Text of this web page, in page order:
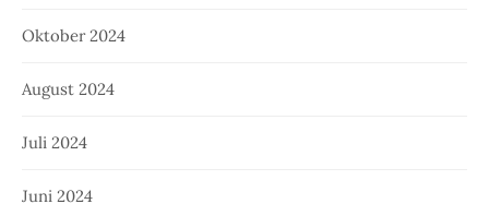
Oktober 2024
August 2024
Juli 2024
Juni 2024